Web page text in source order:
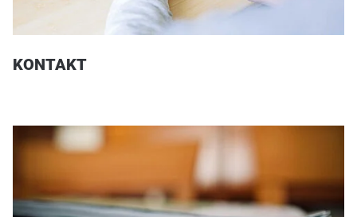
KONTAKT